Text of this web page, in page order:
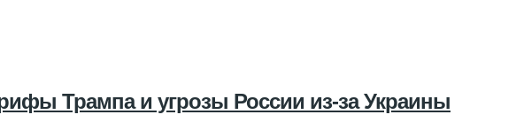
Трампа и угрозы России из-за Украины